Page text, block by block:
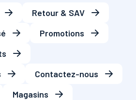
Retour & SAV
Promotions
Contactez-nous
Magasins